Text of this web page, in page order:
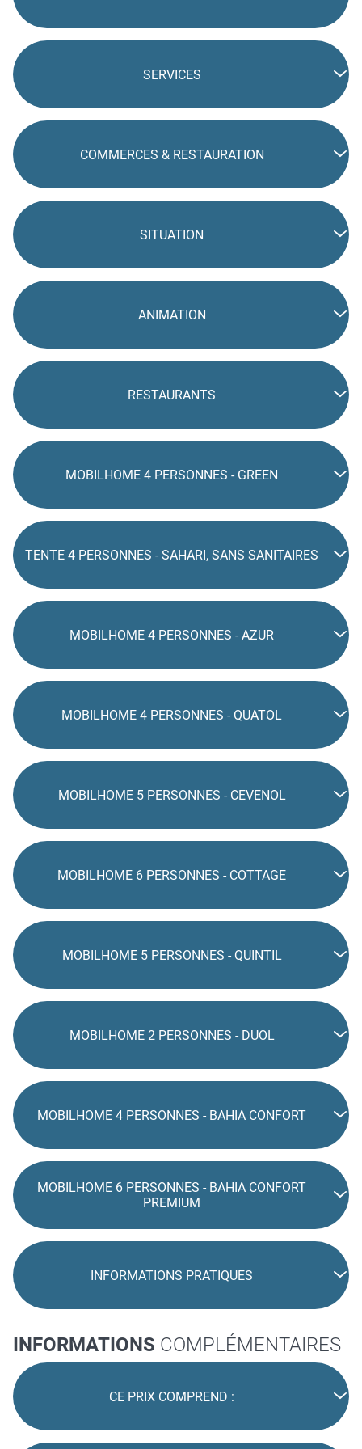
SERVICES
COMMERCES & RESTAURATION
SITUATION
ANIMATION
RESTAURANTS
MOBILHOME 4 PERSONNES - GREEN
TENTE 4 PERSONNES - SAHARI, SANS SANITAIRES
MOBILHOME 4 PERSONNES - AZUR
MOBILHOME 4 PERSONNES - QUATOL
MOBILHOME 5 PERSONNES - CEVENOL
MOBILHOME 6 PERSONNES - COTTAGE
MOBILHOME 5 PERSONNES - QUINTIL
MOBILHOME 2 PERSONNES - DUOL
MOBILHOME 4 PERSONNES - BAHIA CONFORT
MOBILHOME 6 PERSONNES - BAHIA CONFORT
PREMIUM
INFORMATIONS PRATIQUES
INFORMATIONS COMPLÉMENTAIRES
CE PRIX COMPREND :